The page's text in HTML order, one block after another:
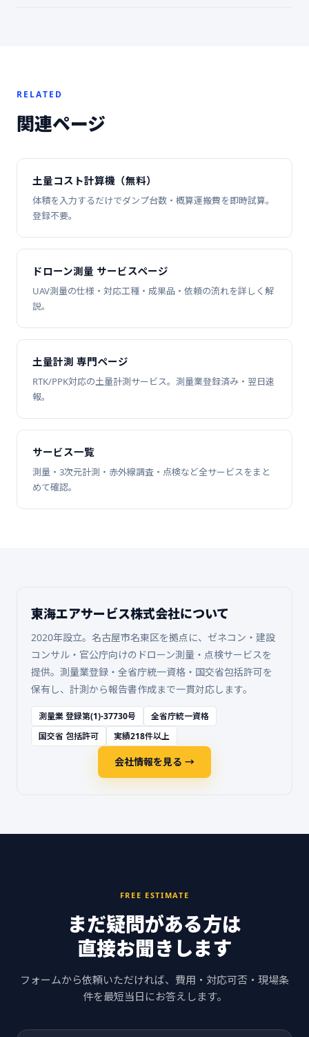
RELATED
関連ページ
土量コスト計算機（無料）
体積を入力するだけでダンプ台数・概算運搬費を即時試算。
登録不要。
ドローン測量 サービスページ
UAV測量の仕様・対応工種・成果品・依頼の流れを詳しく解
説。
土量計測 専門ページ
RTK/PPK対応の土量計測サービス。測量業登録済み・翌日速
報。
サービス一覧
測量・3次元計測・赤外線調査・点検など全サービスをまと
めて確認。
東海エアサービス株式会社について
2020年設立。名古屋市名東区を拠点に、ゼネコン・建設
コンサル・官公庁向けのドローン測量・点検サービスを
提供。測量業登録・全省庁統一資格・国交省包括許可を
保有し、計測から報告書作成まで一貫対応します。
測量業 登録第(1)-37730号
全省庁統一資格
国交省 包括許可
実績218件以上
会社情報を見る →
FREE ESTIMATE
まだ疑問がある方は
直接お聞きします
フォームから依頼いただければ、費用・対応可否・現場条
件を最短当日にお答えします。